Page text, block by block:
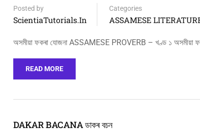
Posted by
ScientiaTutorials.in
Categories
ASSAMESE LITERATURE
অসমীয়া ফকৰা যোজনা ASSAMESE PROVERB – খণ্ড ১ অসমীয়া
READ MORE
DAKAR BACANA ডাকৰ বচন